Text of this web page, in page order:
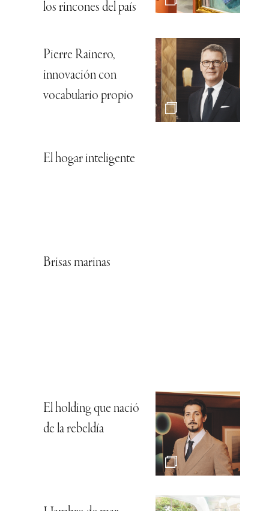
los rincones del país
Pierre Rainero,
innovación con
vocabulario propio
El hogar inteligente
Brisas marinas
El holding que nació
de la rebeldía